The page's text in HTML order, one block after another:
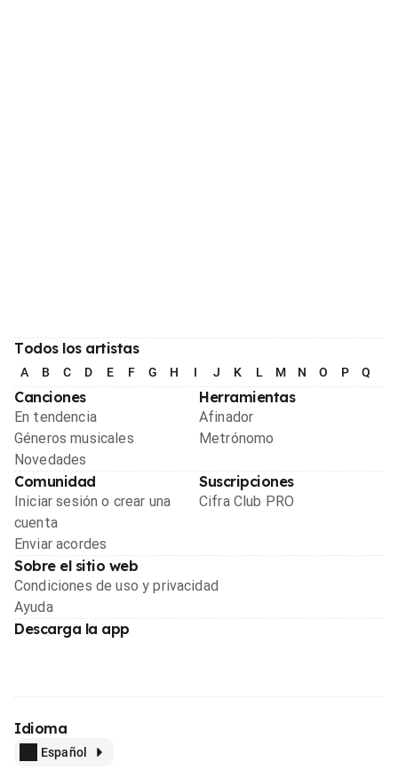
Todos los artistas
A B C D E F G H I J K L M N O P Q
Canciones
En tendencia
Géneros musicales
Novedades
Herramientas
Afinador
Metrónomo
Comunidad
Iniciar sesión o crear una
cuenta
Enviar acordes
Suscripciones
Cifra Club PRO
Sobre el sitio web
Condiciones de uso y privacidad
Ayuda
Descarga la app
Idioma
Español